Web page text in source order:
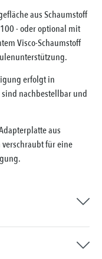
aus Schaumstoff
- oder optional mit
Visco-Schaumstoff
erfolgt in
nachbestellbar und
aus
für eine